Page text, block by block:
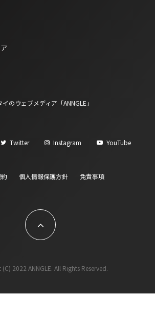
Twitter Instagram YouTube
個人情報保護方針 免責事項
2022 ANNGLE. All Rights Reserved.